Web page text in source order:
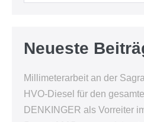
Neueste
Millimeterarbeit an der
HVO-Diesel für den
DENKINGER als Vorreiter